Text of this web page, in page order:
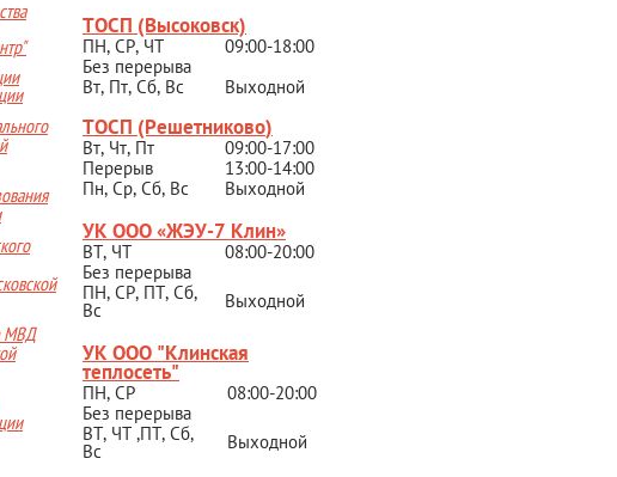
МВД
ТОСП (Высоковск)
ПН, СР, ЧТ
09:00-18:00
Без перерыва
Вт, Пт, Сб, Вс
Выходной
ТОСП (Решетниково)
Вт, Чт, Пт
09:00-17:00
Перерыв
13:00-14:00
Пн, Ср, Сб, Вс
Выходной
УК ООО «ЖЭУ-7 Клин»
ВТ, ЧТ
08:00-20:00
Без перерыва
ПН, СР, ПТ, Сб,
Вс Выходной
УК ООО "Клинская
теплосеть"
ПН, СР
08:00-20:00
Без перерыва
ВТ, ЧТ ,ПТ, Сб,
Вс Выходной